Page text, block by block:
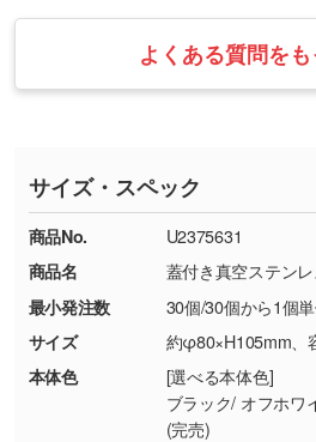
・1色印刷でグラデーション
い
す。→詳しく見る
・コーポレートカラーを使っ
刷色にこだわりがある
DIC・PANTONEなどのカラー
現物支給による色指定も承っ
しく見る
・背景がある画像からキャラ
また、お選びいただいた印
ない場合や仕上がりに影響し
タッフから別の色をご案内す
・お届け時に商品が損傷・故
・ご注文と異なる商品が届
・印刷不良があった場合
※詳しくは「商品の良品基準に
ください。
【返品・交換ができない場合
・お客様の元で商品を加工さ
商品が破損した場合
・商品到着後7日以上経過して
・お客様のご都合による返
品・色・数量などの注文間違
業日以内に担当スタッフよ
いたします。
お急ぎの場合はお電話でのご
TEL：0422-29-9911 営業時
18:00(土日祝日除く)
お問い合わせフォームはこちら
よくある質問を
サイズ・スペック
商品No.
U2375631
商品名
蓋付き真空ステン
最小発注数
30個/30個から1個
サイズ
約φ80×H105mm、
本体色
[選べる本体色]
ブラック/ オフホワ
(完売)